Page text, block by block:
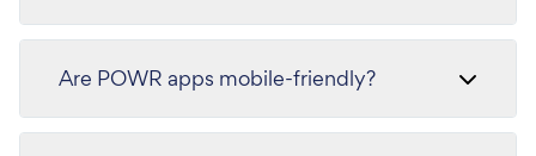
Are POWR apps mobile-friendly?